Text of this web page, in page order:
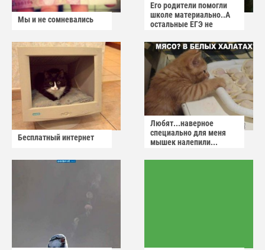
Мы и не сомневались
Его родители помогли
школе материально..А
остальные ЕГЭ не
Бесплатный интернет
Любят...наверное
специально для меня
мышек налепили...